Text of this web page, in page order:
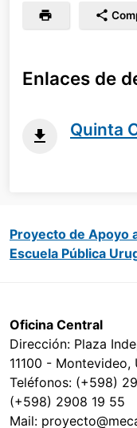
Enlaces de
Quinta
Proyecto de Apoyo
Escuela Pública
Oficina Central
Dirección: Plaza
11100 - Montevideo,
Teléfonos: (+598)
(+598) 2908 19 55
Mail: